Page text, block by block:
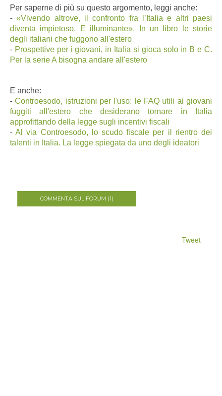
Per saperne di più su questo argomento, leggi anche:
-«Vivendo altrove, il confronto fra l’Italia e altri paesi
diventa impietoso. E illuminante». In un libro le storie
degli italiani che fuggono all'estero
- Prospettive per i giovani, in Italia si gioca solo in B e C.
Per la serie A bisogna andare all'estero
E anche:
-Controesodo, istruzioni per l'uso: le FAQ utili ai giovani
fuggiti all'estero che desiderano tornare in Italia
approfittando della legge sugli incentivi fiscali
-Al via Controesodo, lo scudo fiscale per il rientro dei
talenti in Italia. La legge spiegata da uno degli ideatori
COMMENTA SUL FORUM (1)
Tweet